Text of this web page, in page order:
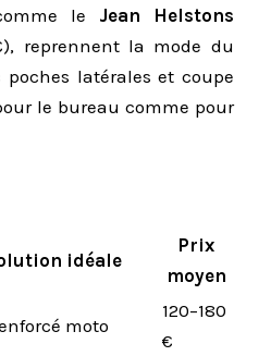
le Jean Helstons
reprennent la mode du
latérales et coupe
le bureau comme pour
idéale
Prix
moyen
moto
120–180
€